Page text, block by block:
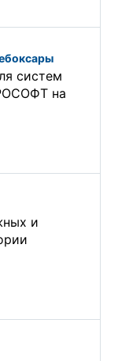
систем
на
и